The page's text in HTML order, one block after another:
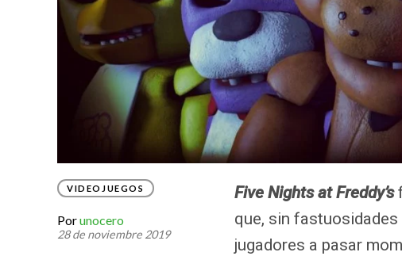
VIDEOJUEGOS
Porunocero
28 de noviembre 2019
Five Nights at Freddy’s
que, sin
jugadores a pasar